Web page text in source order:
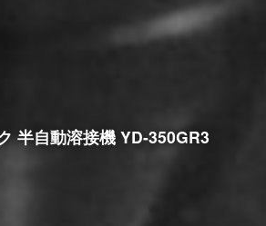
半自動溶接機 YD-350GR3